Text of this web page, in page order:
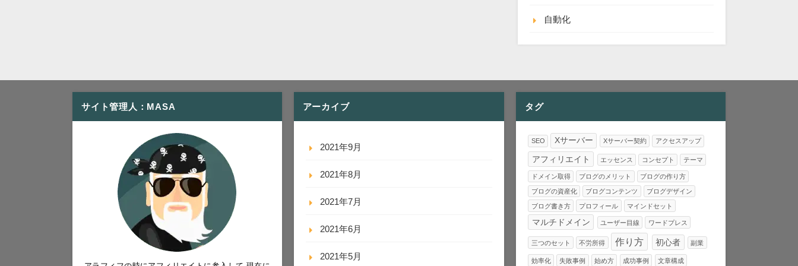
自動化
サイト管理人：MASA アーカイブ
2021年9月
2021年8月
2021年7月
2021年6月
2021年5月
タグ
SEO Xサーバー Xサーバー契約 アクセスアップ
アフィリエイト エッセンス コンセプト テーマ
ドメイン取得 ブログのメリット ブログの作り方
ブログの資産化 ブログコンテンツ ブログデザイン
ブログ書き方 プロフィール マインドセット
マルチドメイン ユーザー目線 ワードプレス
三つのセット 不労所得 作り方 初心者 副業
効率化 失敗事例 始め方 成功事例 文章構成